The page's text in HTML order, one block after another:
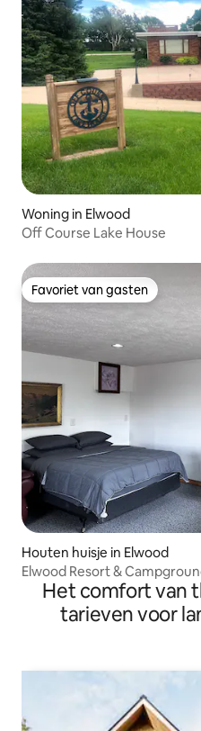
Woning in Elwood
Off Course Lake House
Favoriet van gasten
Favoriet van gasten
Houten huisje in Elwood
Elwood Resort &
Het comfort van
tarieven voor